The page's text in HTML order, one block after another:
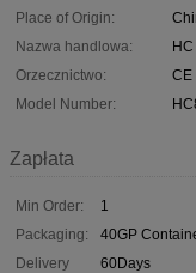
Place of Origin:
Nazwa handlowa:
HC
Orzecznictwo:
CE
Model Number:
Zapłata
Min Order:
1
Packaging:
40GP
Delivery
60Days